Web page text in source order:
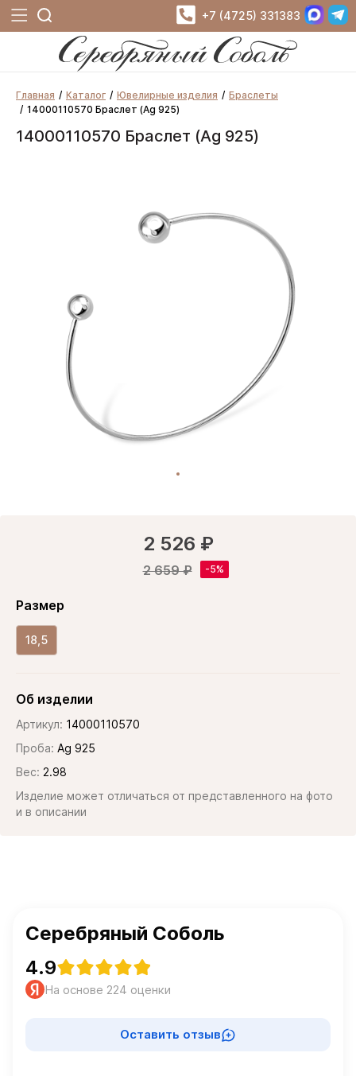
+7 (4725) 331383
Главная Каталог Ювелирные изделия
Браслеты
14000110570 Браслет (Ag 925)
14000110570 Браслет (Ag 925)
2 526 ₽
2 659 ₽
Размер
18,5
Об изделии
Артикул: 14000110570
Проба: Ag 925
Вес: 2.98
Изделие может отличаться от представленного на фото
и в описании
Серебряный Соболь
4.9
На основе 224 оценки
Оставить отзыв